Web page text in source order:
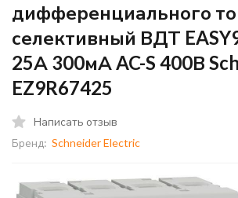
дифференциального
селективный ВДТ
25А 300мА AC-S 400В
EZ9R67425
Написать отзыв
Бренд: Schneider Electric